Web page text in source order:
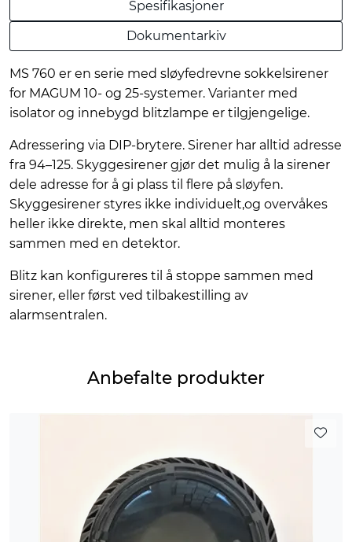
Spesifikasjoner
Dokumentarkiv
MS 760 er en serie med sløyfedrevne sokkelsirener
for MAGUM 10- og 25-systemer. Varianter med
isolator og innebygd blitzlampe er tilgjengelige.
Adressering via DIP-brytere. Sirener har alltid adresse
fra 94–125. Skyggesirener gjør det mulig å la sirener
dele adresse for å gi plass til flere på sløyfen.
Skyggesirener styres ikke individuelt,og overvåkes
heller ikke direkte, men skal alltid monteres
sammen med en detektor.
Blitz kan konfigureres til å stoppe sammen med
sirener, eller først ved tilbakestilling av
alarmsentralen.
Anbefalte produkter